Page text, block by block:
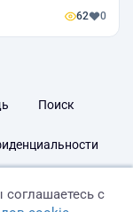
62 0
Поиск
с